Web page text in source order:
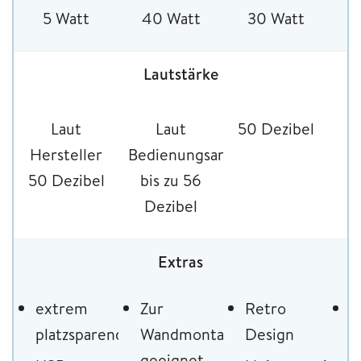
5 Watt 40 Watt 30 Watt
Lautstärke
Laut
Hersteller
50 Dezibel
Laut
Bedienungsanleitung
bis zu 56
Dezibel
50 Dezibel
Extras
extrem
platzsparend
Zur
Wandmontage
Retro
Design